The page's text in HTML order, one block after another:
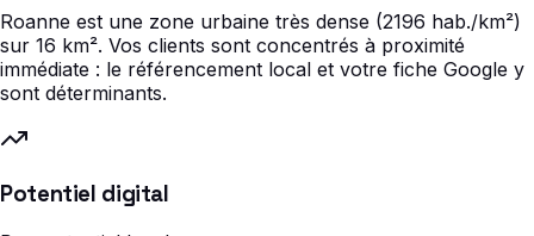
Roanne est une zone urbaine très dense (2196 hab./km²)
sur 16 km². Vos clients sont concentrés à proximité
immédiate : le référencement local et votre fiche Google y
sont déterminants.
Potentiel digital